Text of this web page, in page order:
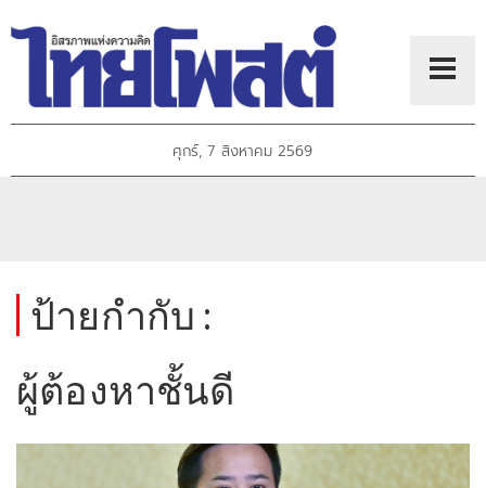
ศุกร์, 7 สิงหาคม 2569
ป้ายกำกับ :
ผู้ต้องหาชั้นดี